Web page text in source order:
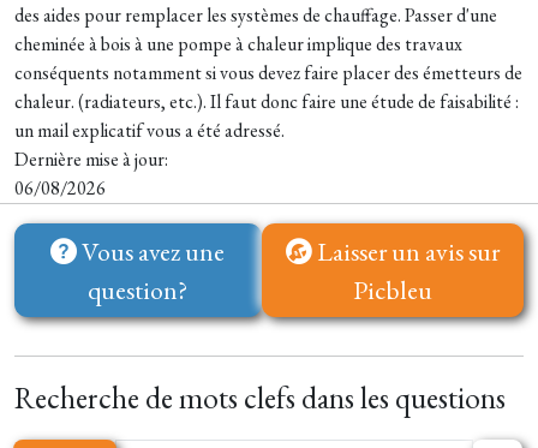
des aides pour remplacer les systèmes de chauffage. Passer d'une
cheminée à bois à une pompe à chaleur implique des travaux
conséquents notamment si vous devez faire placer des émetteurs de
chaleur. (radiateurs, etc.). Il faut donc faire une étude de faisabilité :
un mail explicatif vous a été adressé.
Dernière mise à jour:
06/08/2026
Vous avez une
question?
Laisser un avis sur
Picbleu
Recherche de mots clefs dans les questions